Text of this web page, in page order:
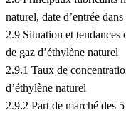
naturel, date d’entrée
2.9 Situation et tendances
de gaz d’éthylène naturel
2.9.1 Taux de
d’éthylène naturel
2.9.2 Part de marché des